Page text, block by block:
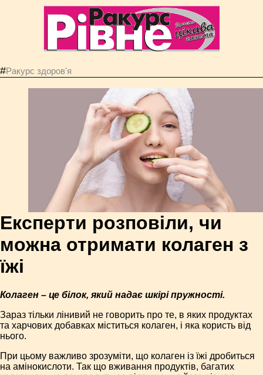
#Ракурс здоров'я
Експерти розповіли, чи
можна отримати колаген з
їжі
Колаген – це білок, який надає шкірі пружності.
Зараз тільки лінивий не говорить про те, в яких продуктах
та харчових добавках міститься колаген, і яка користь від
нього.
При цьому важливо зрозуміти, що колаген із їжі дробиться
на амінокислоти. Так що вживання продуктів, багатих